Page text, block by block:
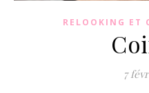
RELOOKING ET
7